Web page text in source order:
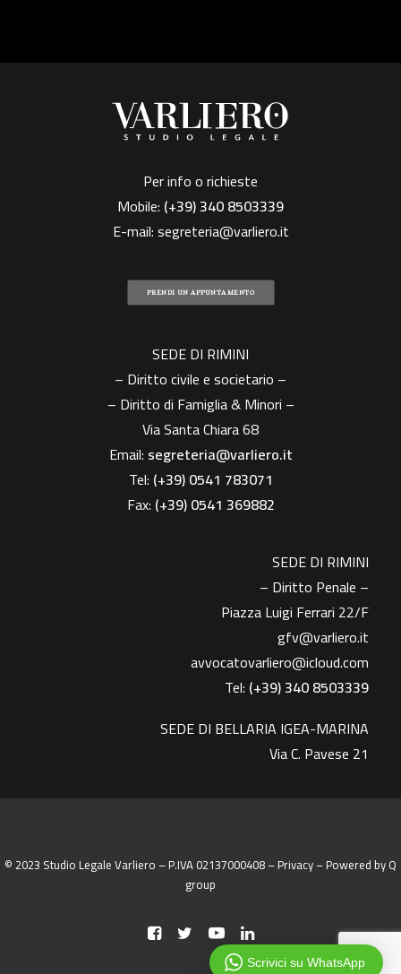
Per info o richieste
Mobile: (+39)340 8503339
E-mail:segreteria@varliero.it
PRENDI UN APPUNTAMENTO
SEDE DI RIMINI
– Diritto civile e societario –
– Diritto di Famiglia & Minori –
Via Santa Chiara 68
Email: segreteria@varliero.it
Tel: (+39) 0541 783071
Fax: (+39)0541 369882
SEDE DI RIMINI
– Diritto Penale –
Piazza Luigi Ferrari 22/F
gfv@varliero.it
avvocatovarliero@icloud.com
Tel: (+39) 340 8503339
SEDE DI BELLARIA IGEA-MARINA
Via C. Pavese 21
© 2023 Studio Legale Varliero – P.IVA 02137000408 –Privacy– Powered byQ
group
Scrivici su WhatsApp